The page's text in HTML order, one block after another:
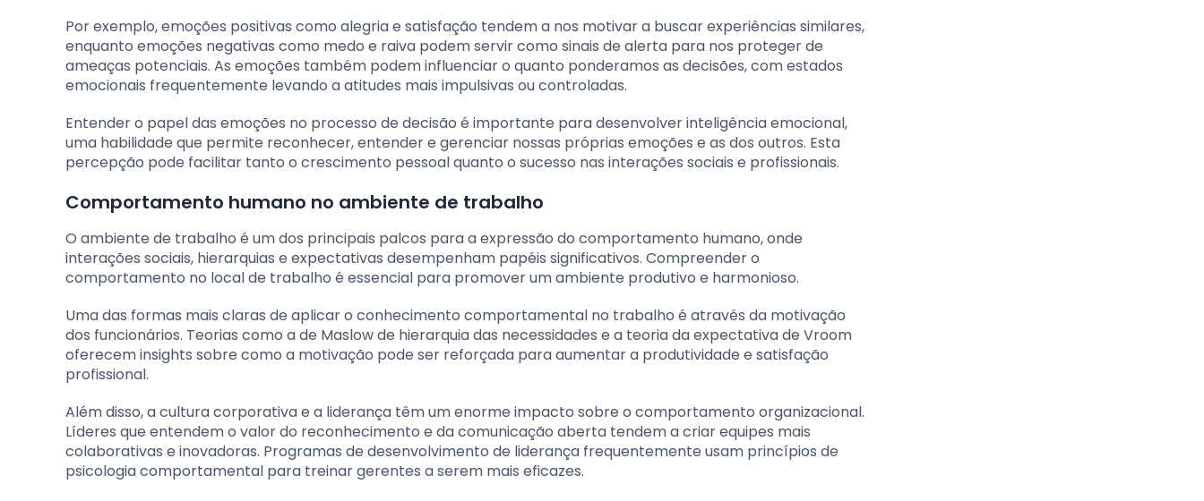
Por exemplo, emoções positivas como alegria e satisfação tendem a nos motivar a buscar experiências similares,
enquanto emoções negativas como medo e raiva podem servir como sinais de alerta para nos proteger de
ameaças potenciais. As emoções também podem influenciar o quanto ponderamos as decisões, com estados
emocionais frequentemente levando a atitudes mais impulsivas ou controladas.
Entender o papel das emoções no processo de decisão é importante para desenvolver inteligência emocional,
uma habilidade que permite reconhecer, entender e gerenciar nossas próprias emoções e as dos outros. Esta
percepção pode facilitar tanto o crescimento pessoal quanto o sucesso nas interações sociais e profissionais.
Comportamento humano no ambiente de trabalho
O ambiente de trabalho é um dos principais palcos para a expressão do comportamento humano, onde
interações sociais, hierarquias e expectativas desempenham papéis significativos. Compreender o
comportamento no local de trabalho é essencial para promover um ambiente produtivo e harmonioso.
Uma das formas mais claras de aplicar o conhecimento comportamental no trabalho é através da motivação
dos funcionários. Teorias como a de Maslow de hierarquia das necessidades e a teoria da expectativa de Vroom
oferecem insights sobre como a motivação pode ser reforçada para aumentar a produtividade e satisfação
profissional.
Além disso, a cultura corporativa e a liderança têm um enorme impacto sobre o comportamento organizacional.
Líderes que entendem o valor do reconhecimento e da comunicação aberta tendem a criar equipes mais
colaborativas e inovadoras. Programas de desenvolvimento de liderança frequentemente usam princípios de
psicologia comportamental para treinar gerentes a serem mais eficazes.